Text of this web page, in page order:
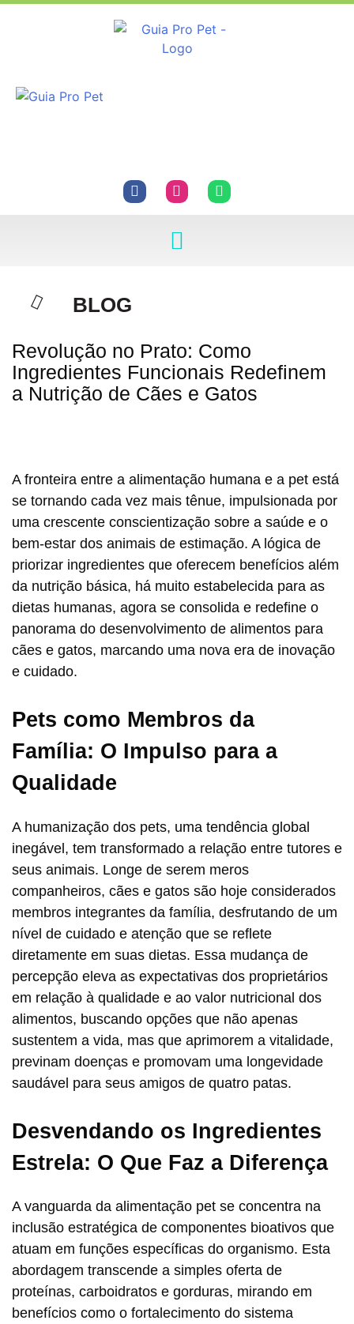
BLOG
Revolução no Prato: Como
Ingredientes Funcionais Redefinem
a Nutrição de Cães e Gatos
A fronteira entre a alimentação humana e a pet está
se tornando cada vez mais tênue, impulsionada por
uma crescente conscientização sobre a saúde e o
bem-estar dos animais de estimação. A lógica de
priorizar ingredientes que oferecem benefícios além
da nutrição básica, há muito estabelecida para as
dietas humanas, agora se consolida e redefine o
panorama do desenvolvimento de alimentos para
cães e gatos, marcando uma nova era de inovação
e cuidado.
Pets como Membros da
Família: O Impulso para a
Qualidade
A humanização dos pets, uma tendência global
inegável, tem transformado a relação entre tutores e
seus animais. Longe de serem meros
companheiros, cães e gatos são hoje considerados
membros integrantes da família, desfrutando de um
nível de cuidado e atenção que se reflete
diretamente em suas dietas. Essa mudança de
percepção eleva as expectativas dos proprietários
em relação à qualidade e ao valor nutricional dos
alimentos, buscando opções que não apenas
sustentem a vida, mas que aprimorem a vitalidade,
previnam doenças e promovam uma longevidade
saudável para seus amigos de quatro patas.
Desvendando os Ingredientes
Estrela: O Que Faz a Diferença
A vanguarda da alimentação pet se concentra na
inclusão estratégica de componentes bioativos que
atuam em funções específicas do organismo. Esta
abordagem transcende a simples oferta de
proteínas, carboidratos e gorduras, mirando em
benefícios como o fortalecimento do sistema